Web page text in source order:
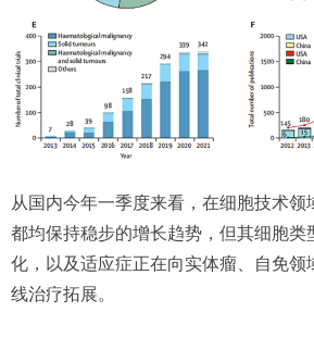
从国内今年一季度来看，在细胞技术领
都均保持稳步的增长趋势，但其细胞类
化，以及适应症正在向实体瘤、自免领
线治疗拓展。